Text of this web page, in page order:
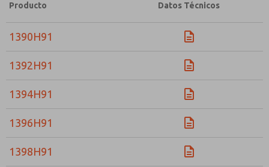
Producto Datos Técnicos
1390H91
1392H91
1394H91
1396H91
1398H91